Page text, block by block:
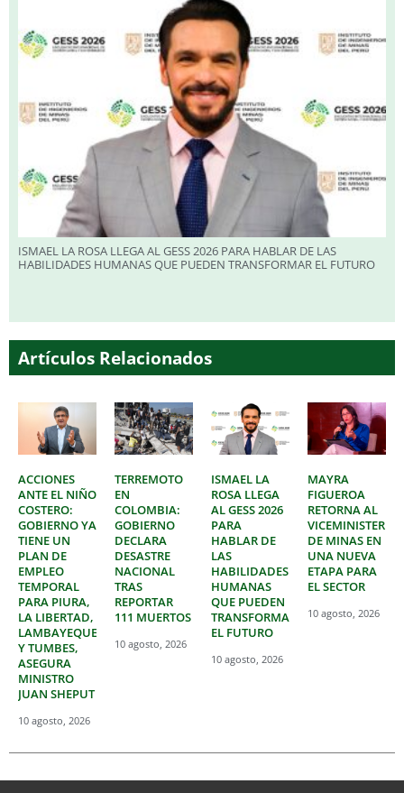
ISMAEL LA ROSA LLEGA AL GESS 2026 PARA HABLAR DE LAS
HABILIDADES HUMANAS QUE PUEDEN TRANSFORMAR EL FUTURO
Artículos Relacionados
ACCIONES
ANTE EL NIÑO
COSTERO:
GOBIERNO YA
TIENE UN
PLAN DE
EMPLEO
TEMPORAL
PARA PIURA,
LA LIBERTAD,
LAMBAYEQUE
Y TUMBES,
ASEGURA
MINISTRO
JUAN SHEPUT
10 agosto, 2026
TERREMOTO
EN
COLOMBIA:
GOBIERNO
DECLARA
DESASTRE
NACIONAL
TRAS
REPORTAR
111 MUERTOS
10 agosto, 2026
ISMAEL LA
ROSA LLEGA
AL GESS 2026
PARA
HABLAR DE
LAS
HABILIDADES
HUMANAS
QUE PUEDEN
TRANSFORMAR
EL FUTURO
10 agosto, 2026
MAYRA
FIGUEROA
RETORNA AL
VICEMINISTERIO
DE MINAS EN
UNA NUEVA
ETAPA PARA
EL SECTOR
10 agosto, 2026